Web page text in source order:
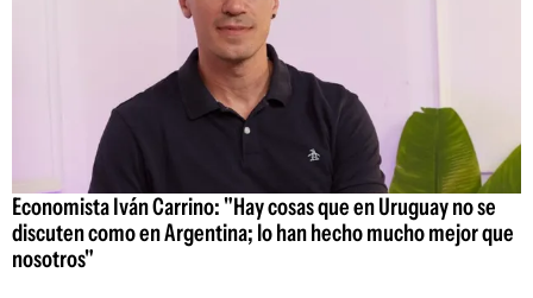
Economista Iván Carrino: "Hay cosas que en Uruguay no se
discuten como en Argentina; lo han hecho mucho mejor que
nosotros"